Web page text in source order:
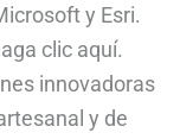
y Esri.
clic aquí.
innovadoras
y de